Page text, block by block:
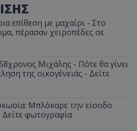
επίθεση με μαχαίρι - Στο
πέρασαν χειροπέδες σε
Μιχάλης - Πότε θα γίνει
της οικογένειάς - Δείτε
Μπλόκαρε την είσοδο
Δείτε φωτογραφία